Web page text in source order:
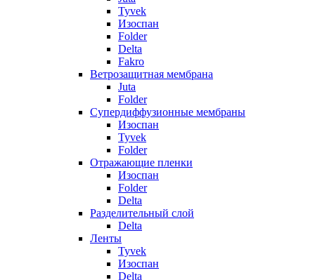
Tyvek
Изоспан
Folder
Delta
Fakro
Ветрозащитная мембрана
Juta
Folder
Супердиффузионные мембраны
Изоспан
Tyvek
Folder
Отражающие пленки
Изоспан
Folder
Delta
Разделительный слой
Delta
Ленты
Tyvek
Изоспан
Delta